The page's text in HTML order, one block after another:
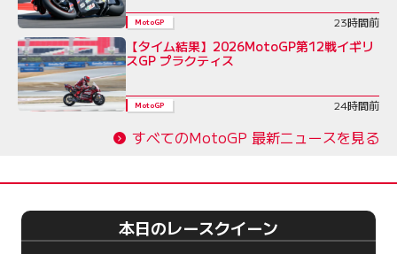
MotoGP 23時間前
【タイム結果】2026MotoGP第12戦イギリ
スGP プラクティス
MotoGP 24時間前
すべてのMotoGP 最新ニュースを見る
本日のレースクイーン